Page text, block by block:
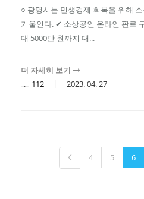
○ 광명시는 민생경제 회복을 위해
기울인다. ✔ 소상공인 온라인 판로
대 5000만 원까지 대...
더 자세히 보기
112
2023.04.27
4 5 6